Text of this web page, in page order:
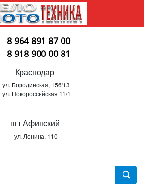
8 964 891 87 00
8 918 900 00 81
Краснодар
ул. Бородинская, 156/13
ул. Новороссийская 11/1
пгт Афипский
ул. Ленина, 110